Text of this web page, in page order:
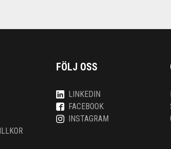
FÖLJ OSS
LINKEDIN
FACEBOOK
INSTAGRAM